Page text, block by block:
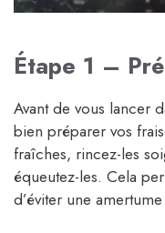
Étape 1 –
Avant de vous lancer
bien préparer vos
fraîches, rincez-les
équeutez-les. Cela
d’éviter une